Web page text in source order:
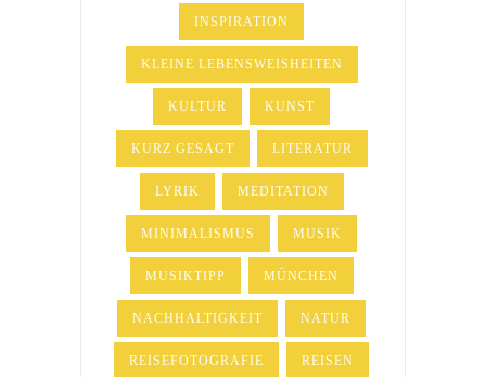
INSPIRATION
KLEINE LEBENSWEISHEITEN
KULTUR KUNST
KURZ GESAGT LITERATUR
LYRIK MEDITATION
MINIMALISMUS MUSIK
MUSIKTIPP MÜNCHEN
NACHHALTIGKEIT NATUR
REISEFOTOGRAFIE REISEN